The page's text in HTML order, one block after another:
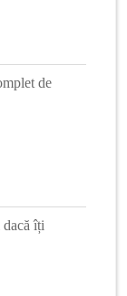
de
dacă îți